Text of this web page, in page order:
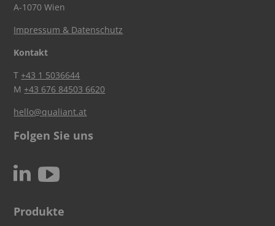
A-1070 Wien
Impressum & Datenschutz
Kontakt
T+43 1 5036644
M+43 676 84503 6620
hello@qualiant.at
Folgen Sie uns
N c
Produkte